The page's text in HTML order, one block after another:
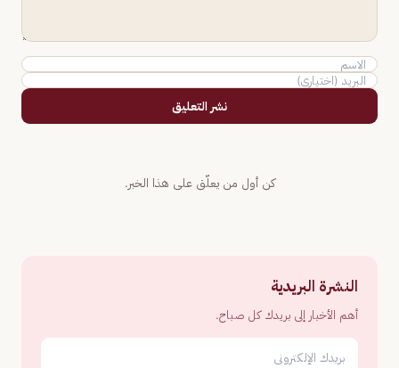
نشر التعليق
كن أول من يعلّق على هذا الخبر.
النشرة البريدية
أهم الأخبار إلى بريدك كل صباح.